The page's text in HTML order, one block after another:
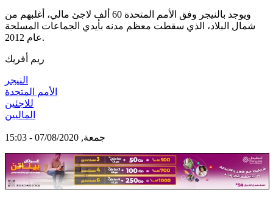
ويوجد بالنيجر وفق الأمم المتحدة 60 ألف لاجئ مالي، أغلبهم من
شمال البلاد، الذي سقطت معظم مدنه بأيدي الجماعات المسلحة
عام 2012.
النيجر
الأمم المتحدة
للاجئين
الماليين
جمعة, 07/08/2020 - 15:03